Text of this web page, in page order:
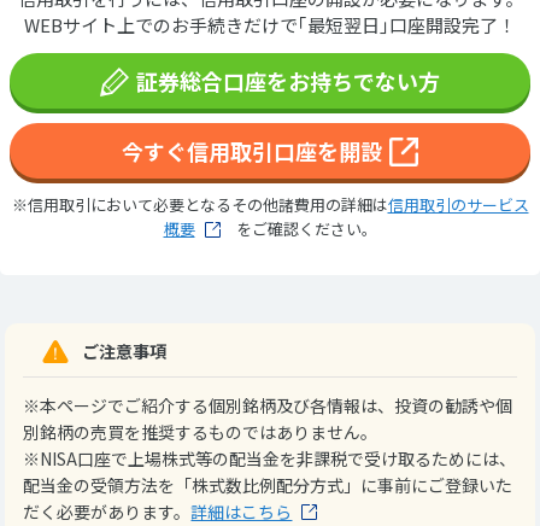
WEBサイト上でのお手続きだけで｢最短翌日｣口座開設完了！
証券総合口座をお持ちでない方
今すぐ信用取引口座を開設
※信用取引において必要となるその他諸費用の詳細は信用取引のサービス
概要
をご確認ください。
ご注意事項
※本ページでご紹介する個別銘柄及び各情報は、投資の勧誘や個
別銘柄の売買を推奨するものではありません。
※NISA口座で上場株式等の配当金を非課税で受け取るためには、
配当金の受領方法を「株式数比例配分方式」に事前にご登録いた
だく必要があります。詳細はこちら